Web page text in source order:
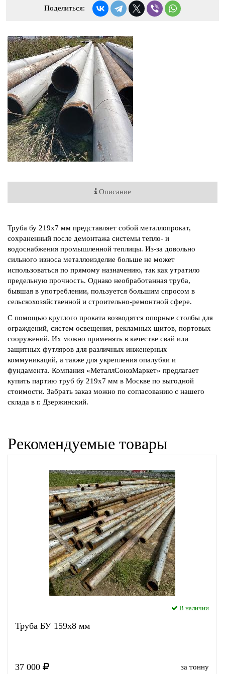
Поделиться:
Описание
Труба бу 219х7 мм представляет собой металлопрокат,
сохраненный после демонтажа системы тепло- и
водоснабжения промышленной теплицы. Из-за довольно
сильного износа металлоизделие больше не может
использоваться по прямому назначению, так как утратило
предельную прочность. Однако необработанная труба,
бывшая в употреблении, пользуется большим спросом в
сельскохозяйственной и строительно-ремонтной сфере.
С помощью круглого проката возводятся опорные столбы для
ограждений, систем освещения, рекламных щитов, портовых
сооружений. Их можно применять в качестве свай или
защитных футляров для различных инженерных
коммуникаций, а также для укрепления опалубки и
фундамента. Компания «МеталлСоюзМаркет» предлагает
купить партию труб бу 219х7 мм в Москве по выгодной
стоимости. Забрать заказ можно по согласованию с нашего
склада в г. Дзержинский.
Рекомендуемые товары
В наличии
Труба БУ 159x8 мм
37 000 за тонну